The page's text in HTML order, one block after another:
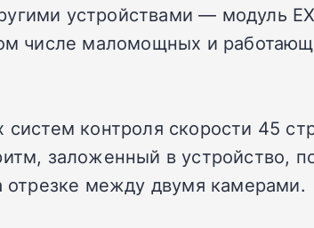
устройствами — модуль
числе маломощных и
контроля скорости 45
заложенный в устройство,
отрезке между двумя камерами.